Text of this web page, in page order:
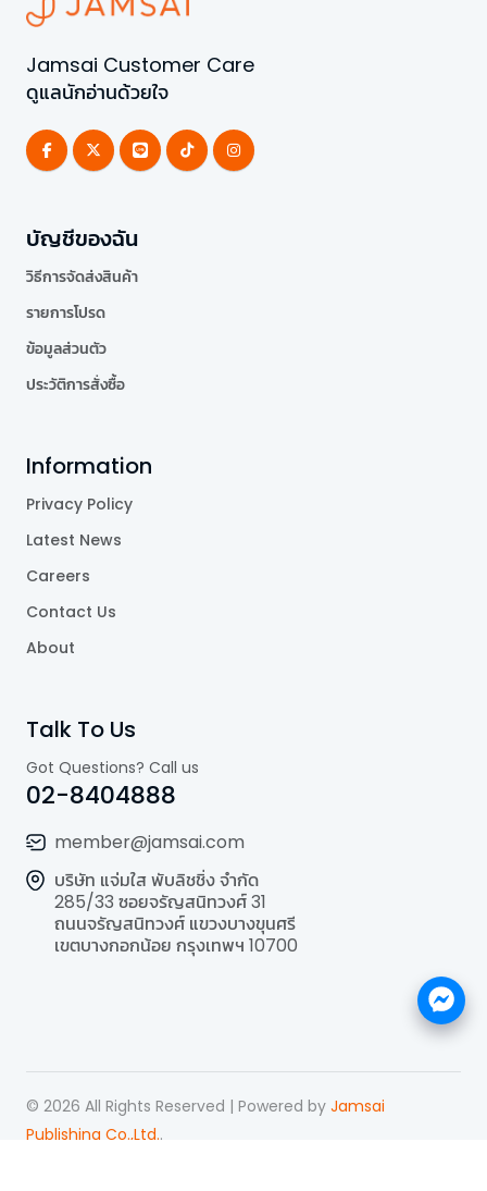
Jamsai Customer Care
ดูแลนักอ่านด้วยใจ
บัญชีของฉัน
วิธีการจัดส่งสินค้า
รายการโปรด
ข้อมูลส่วนตัว
ประวัติการสั่งซื้อ
Information
Privacy Policy
Latest News
Careers
Contact Us
About
Talk To Us
Got Questions? Call us
02-8404888
member@jamsai.com
บริษัท แจ่มใส พับลิชชิ่ง จำกัด
285/33 ซอยจรัญสนิทวงศ์ 31
ถนนจรัญสนิทวงศ์ แขวงบางขุนศรี
เขตบางกอกน้อย กรุงเทพฯ 10700
© 2026 All Rights Reserved | Powered by Jamsai
Publishing Co.,Ltd..